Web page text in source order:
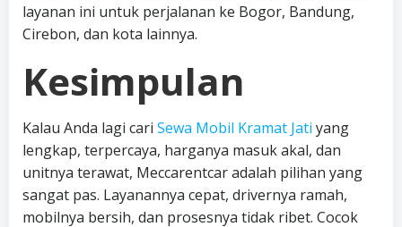
layanan ini untuk perjalanan ke Bogor, Bandung,
Cirebon, dan kota lainnya.
Kesimpulan
Kalau Anda lagi cari Sewa Mobil Kramat Jati yang
lengkap, terpercaya, harganya masuk akal, dan
unitnya terawat, Meccarentcar adalah pilihan yang
sangat pas. Layanannya cepat, drivernya ramah,
mobilnya bersih, dan prosesnya tidak ribet. Cocok